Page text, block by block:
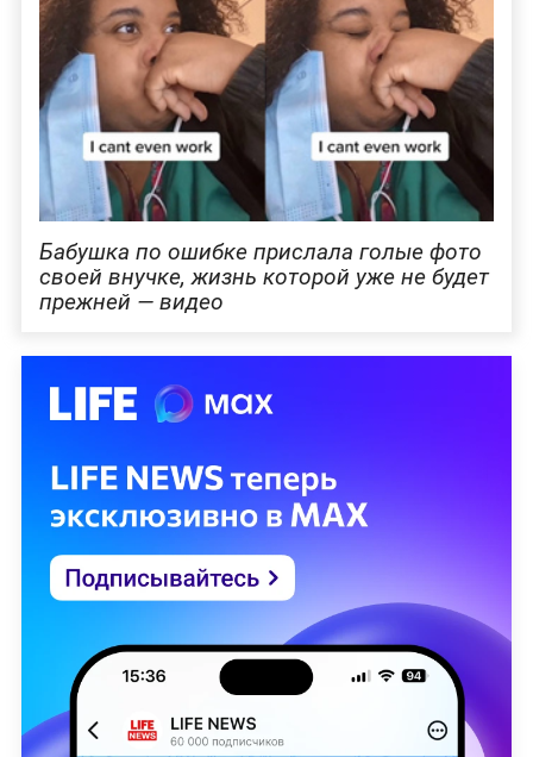
Бабушка по ошибке прислала голые фото
своей внучке, жизнь которой уже не будет
прежней — видео